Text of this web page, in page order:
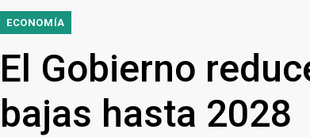
ECONOMÍA
El Gobierno
bajas hasta 2028